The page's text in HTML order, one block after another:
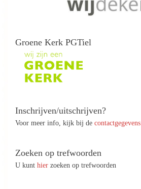
Groene Kerk PGTiel
Inschrijven/uitschrijven?
Voor meer info, kijk bij de contactgegevens
Zoeken op trefwoorden
U kunt hier zoeken op trefwoorden